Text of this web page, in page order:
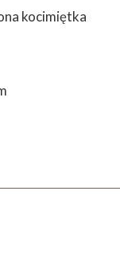
kocimiętka